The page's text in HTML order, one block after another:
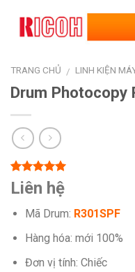
TRANG CHỦ / LINH KIỆN
Drum Photocopy
5.00trên 5
dựa trên
1Liên hệ
Mã Drum: R301SPF
Hàng hóa: mới 100%
Đơn vị tính: Chiếc